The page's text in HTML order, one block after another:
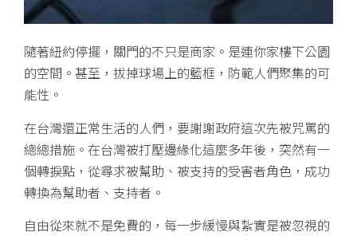
隨著紐約停擺，關門的不只是商家。是連你家樓下公園
的空間。甚至，拔掉球場上的籃框，防範人們聚集的可
能性。
在台灣還正常生活的人們，要謝謝政府這次先被咒罵的
總總措施。在台灣被打壓邊緣化這麼多年後，突然有一
個轉捩點，從尋求被幫助、被支持的受害者角色，成功
轉換為幫助者、支持者。
自由從來就不是免費的，每一步緩慢與紮實是被忽視的